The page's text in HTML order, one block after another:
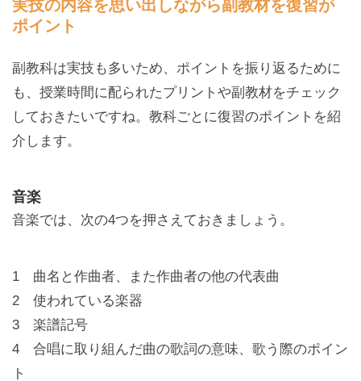
実技の内容を思い出しながら副教材を復習が
ポイント
副教科は実技も多いため、ポイントを振り返るために
も、授業時間に配られたプリントや副教材をチェック
しておきたいですね。教科ごとに復習のポイントを紹
介します。
音楽
音楽では、次の4つを押さえておきましょう。
1 曲名と作曲者、また作曲者の他の代表曲
2 使われている楽器
3 楽譜記号
4 合唱に取り組んだ曲の歌詞の意味、歌う際のポイン
ト